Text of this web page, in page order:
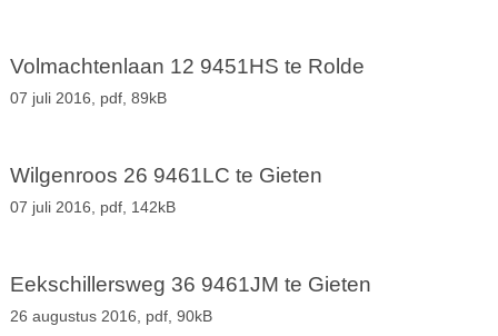
Volmachtenlaan 12 9451HS te Rolde
07 juli 2016, pdf, 89kB
Wilgenroos 26 9461LC te Gieten
07 juli 2016, pdf, 142kB
Eekschillersweg 36 9461JM te Gieten
26 augustus 2016, pdf, 90kB